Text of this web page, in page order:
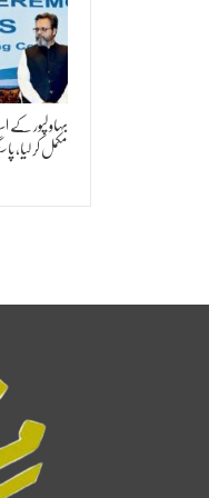
مکمل کر